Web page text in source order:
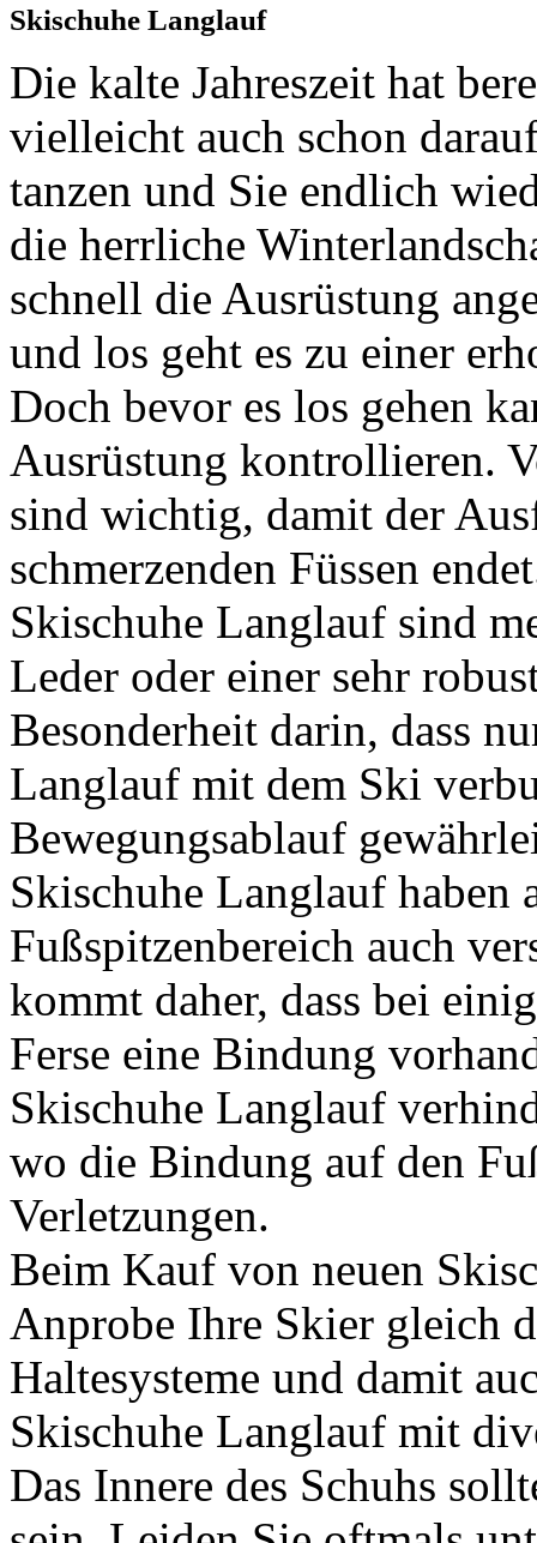
Skischuhe Langlauf
Die kalte Jahreszeit hat
vielleicht auch schon
tanzen und Sie endlich
die herrliche
schnell die Ausrüstung
und los geht es zu einer
Doch bevor es los gehen
Ausrüstung kontrollieren.
sind wichtig, damit der
schmerzenden Füssen
Skischuhe Langlauf sind
Leder oder einer sehr
Besonderheit darin, dass
Langlauf mit dem Ski
Bewegungsablauf
Skischuhe Langlauf haben
Fußspitzenbereich auch
kommt daher, dass bei
Ferse eine Bindung
Skischuhe Langlauf
wo die Bindung auf den
Verletzungen.
Beim Kauf von neuen
Anprobe Ihre Skier gleich
Haltesysteme und damit
Skischuhe Langlauf mit
Das Innere des Schuhs